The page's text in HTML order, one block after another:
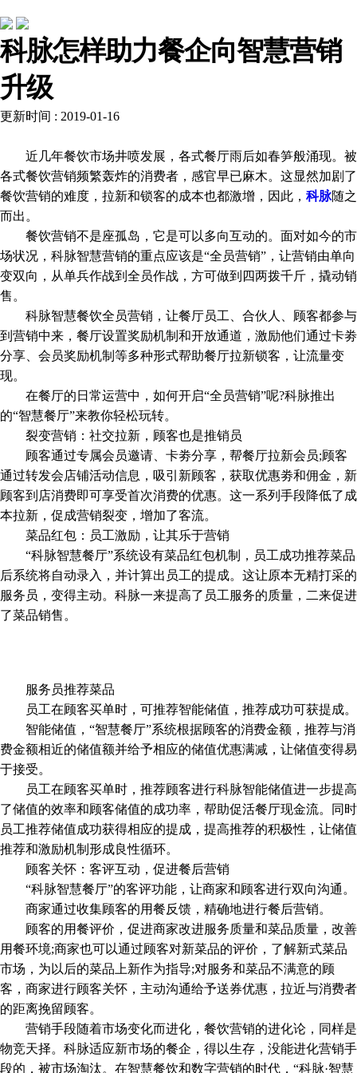
科脉怎样助力餐企向智慧营销
升级
更新时间 : 2019-01-16
近几年餐饮市场井喷发展，各式餐厅雨后如春笋般涌现。被
各式餐饮营销频繁轰炸的消费者，感官早已麻木。这显然加剧了
餐饮营销的难度，拉新和锁客的成本也都激增，因此， 科脉随之
而出。
餐饮营销不是座孤岛，它是可以多向互动的。面对如今的市
场状况，科脉智慧营销的重点应该是“全员营销”，让营销由单向
变双向，从单兵作战到全员作战，方可做到四两拨千斤，撬动销
售。
科脉智慧餐饮全员营销，让餐厅员工、合伙人、顾客都参与
到营销中来，餐厅设置奖励机制和开放通道，激励他们通过卡劵
分享、会员奖励机制等多种形式帮助餐厅拉新锁客，让流量变
现。
在餐厅的日常运营中，如何开启“全员营销”呢?科脉推出
的“智慧餐厅”来教你轻松玩转。
裂变营销：社交拉新，顾客也是推销员
顾客通过专属会员邀请、卡劵分享，帮餐厅拉新会员;顾客
通过转发会店铺活动信息，吸引新顾客，获取优惠劵和佣金，新
顾客到店消费即可享受首次消费的优惠。这一系列手段降低了成
本拉新，促成营销裂变，增加了客流。
菜品红包：员工激励，让其乐于营销
“科脉智慧餐厅”系统设有菜品红包机制，员工成功推荐菜品
后系统将自动录入，并计算出员工的提成。这让原本无精打采的
服务员，变得主动。科脉一来提高了员工服务的质量，二来促进
了菜品销售。
服务员推荐菜品
员工在顾客买单时，可推荐智能储值，推荐成功可获提成。
智能储值，“智慧餐厅”系统根据顾客的消费金额，推荐与消
费金额相近的储值额并给予相应的储值优惠满减，让储值变得易
于接受。
员工在顾客买单时，推荐顾客进行科脉智能储值进一步提高
了储值的效率和顾客储值的成功率，帮助促活餐厅现金流。同时
员工推荐储值成功获得相应的提成，提高推荐的积极性，让储值
推荐和激励机制形成良性循环。
顾客关怀：客评互动，促进餐后营销
“科脉智慧餐厅”的客评功能，让商家和顾客进行双向沟通。
商家通过收集顾客的用餐反馈，精确地进行餐后营销。
顾客的用餐评价，促进商家改进服务质量和菜品质量，改善
用餐环境;商家也可以通过顾客对新菜品的评价，了解新式菜品
市场，为以后的菜品上新作为指导;对服务和菜品不满意的顾
客，商家进行顾客关怀，主动沟通给予送券优惠，拉近与消费者
的距离挽留顾客。
营销手段随着市场变化而进化，餐饮营销的进化论，同样是
物竞天择。科脉适应新市场的餐企，得以生存，没能进化营销手
段的，被市场淘汰。在智慧餐饮和数字营销的时代，“科脉·智慧